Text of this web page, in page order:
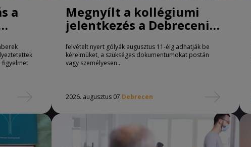
a
figyelmet
Megnyílt a kollégiumi
jelentkezés a Debreceni
Egyetemen
felvételt nyert gólyák augusztus 11-éig adhatják be
kérelmüket, a szükséges dokumentumokat postán
vagy személyesen .
2026. augusztus 07.Debrecen